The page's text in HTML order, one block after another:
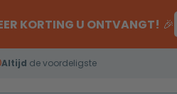
KORTING U ONTVANGT! 🎉
Altijd de voordeligste